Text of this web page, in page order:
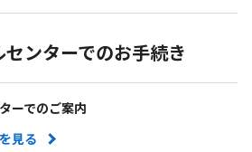
ンターでのお手続き
ーでのご案内
見る